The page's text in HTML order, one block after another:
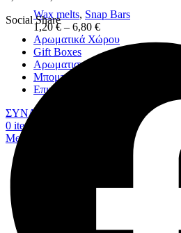
Wax melts, Snap Bars
1,20€ – 6,80 €
Αρωματικά Χώρου
Gift Boxes
Αρωματιστές
Μπομπονιέρες
Επικοινωνία
ΣΥΝΔΕΣΗ/ΕΓΓΡΑΦΗ
0 items
Menu
Social Share